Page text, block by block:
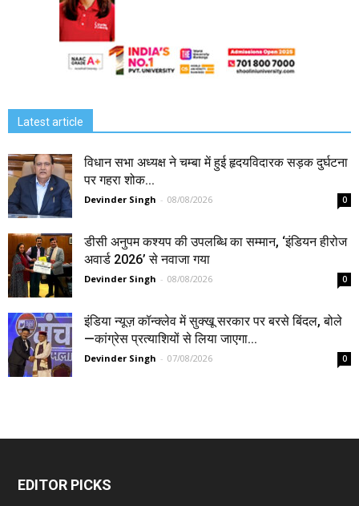
Latest article
विधान सभा अध्यक्ष ने चम्बा में हुई हृदयविदारक सड़क दुर्घटना
पर गहरा शोक...
Devinder Singh - 08/08/2026 0
डीसी अनुपम कश्यप की उपलब्धि का सम्मान, ‘इंडियन हीरोज
अवार्ड 2026’ से नवाजा गया
Devinder Singh - 08/08/2026 0
इंडिया न्यूज़ कॉन्क्लेव में सुक्खू सरकार पर बरसे बिंदल, बोले
—कांग्रेस प्रत्याशियों से लिया जाएगा...
Devinder Singh - 07/08/2026 0
EDITOR PICKS